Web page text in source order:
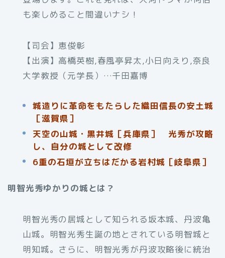
も楽しめること間違いナシ！
【司会】恵俊彰
【出演】高橋英樹,春風亭昇太,小日向えり,奈良
大学教授（元学長）…千田嘉博
城造りに革命をもたらした織田信長の安土城
［滋賀県］
天空の山城・黒井城［兵庫県］ 光秀が攻略
し、自分の城として改修
6重の石垣が立ちはだかる岩村城［岐阜県］
明智光秀ゆかりの城とは？
明智光秀の居城として知られる坂本城、丹波亀
山城。明智光秀生誕の地とされている明智城と
明知城。さらに、明智光秀が丹波攻略後に統治